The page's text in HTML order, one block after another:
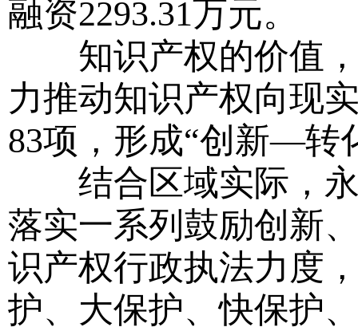
融资2293.31万元。
知识产权的价值，
力推动知识产权向现
83项，形成“创新—转
结合区域实际，永
落实一系列鼓励创新
识产权行政执法力度
护、大保护、快保护